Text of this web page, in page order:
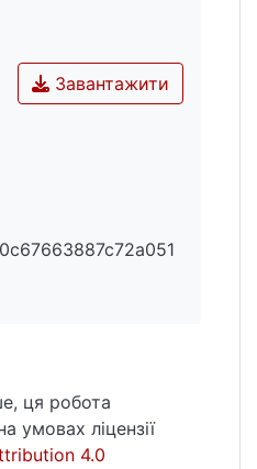
Завантажити
ця робота
умовах ліцензії
4.0